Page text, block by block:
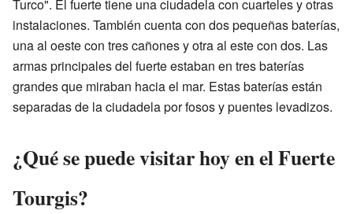
Turco". El fuerte tiene una ciudadela con cuarteles y otras
instalaciones. También cuenta con dos pequeñas baterías,
una al oeste con tres cañones y otra al este con dos. Las
armas principales del fuerte estaban en tres baterías
grandes que miraban hacia el mar. Estas baterías están
separadas de la ciudadela por fosos y puentes levadizos.
¿Qué se puede visitar hoy en el Fuerte
Tourgis?